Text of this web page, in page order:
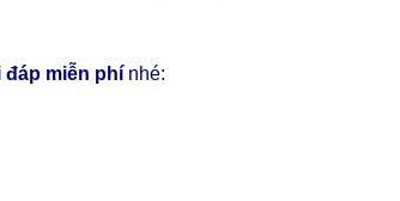
đáp miễn phí nhé: